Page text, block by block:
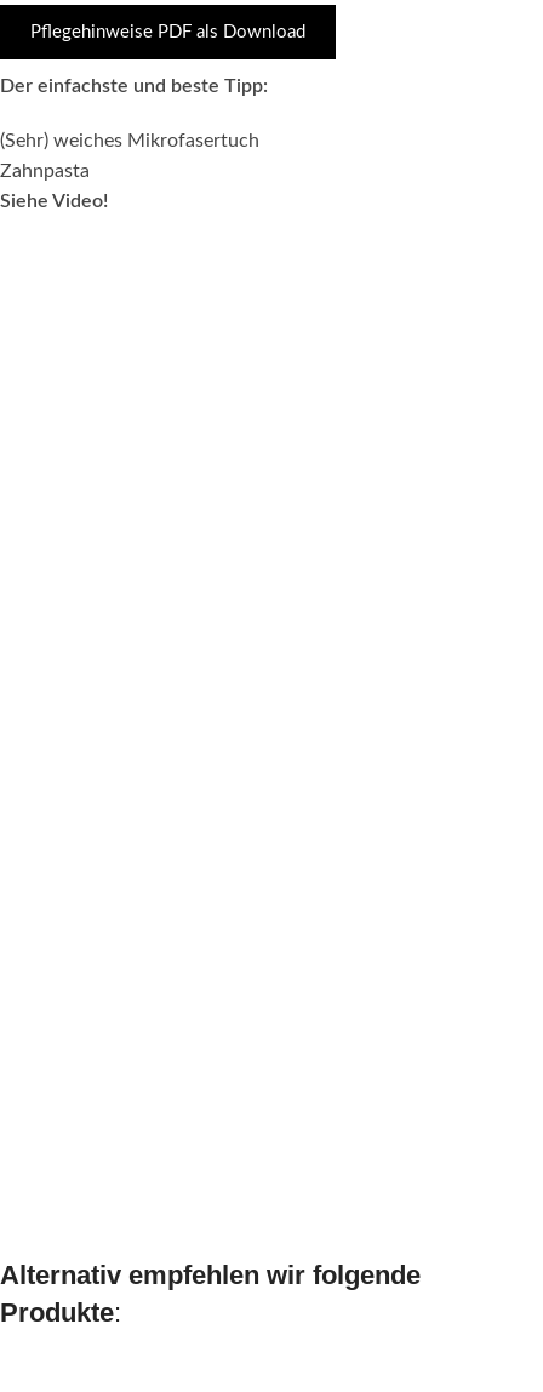
Pflegehinweise PDF als Download
Der einfachste und beste Tipp:
(Sehr) weiches Mikrofasertuch
Zahnpasta
Siehe Video!
Alternativ empfehlen wir folgende
Produkte: